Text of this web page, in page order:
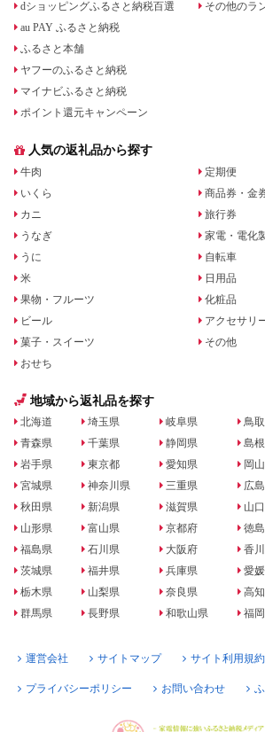
dショッピングふるさと納税百選
au PAY ふるさと納税
ふるさと本舗
ヤフーのふるさと納税
マイナビふるさと納税
ポイント還元キャンペーン
その他のラ
人気の返礼品から探す
牛肉
いくら
カニ
うなぎ
うに
米
果物・フルーツ
ビール
菓子・スイーツ
おせち
定期便
商品券・金
旅行券
家電・電化
自転車
日用品
化粧品
アクセサリ
その他
地域から返礼品を探す
北海道
青森県
岩手県
宮城県
秋田県
山形県
福島県
茨城県
栃木県
群馬県
埼玉県
千葉県
東京都
神奈川県
新潟県
富山県
石川県
福井県
山梨県
長野県
岐阜県
静岡県
愛知県
三重県
滋賀県
京都府
大阪府
兵庫県
奈良県
和歌山県
鳥
島
岡
広
山
徳
香
愛
高
福
運営会社 サイトマップ サイト利用規約
プライバシーポリシー お問い合わせ